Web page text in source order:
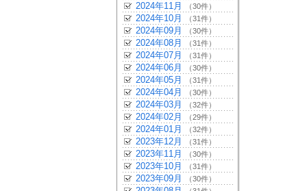
2024年11月 （30件）
2024年10月 （31件）
2024年09月 （30件）
2024年08月 （31件）
2024年07月 （31件）
2024年06月 （30件）
2024年05月 （31件）
2024年04月 （30件）
2024年03月 （32件）
2024年02月 （29件）
2024年01月 （32件）
2023年12月 （31件）
2023年11月 （30件）
2023年10月 （31件）
2023年09月 （30件）